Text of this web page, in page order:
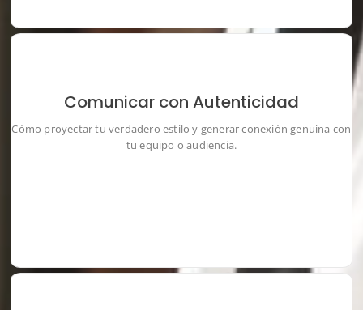
Comunicar con Autenticidad
Cómo proyectar tu verdadero estilo y generar conexión genuina con
tu equipo o audiencia.